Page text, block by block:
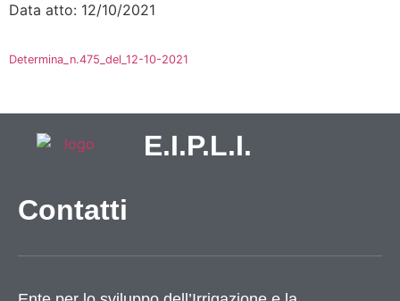
Data atto: 12/10/2021
Determina_n.475_del_12-10-2021
E.I.P.L.I.
Contatti